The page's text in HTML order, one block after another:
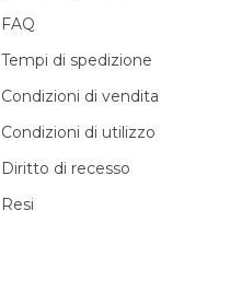
FAQ
Tempi di spedizione
Condizioni di vendita
Condizioni di utilizzo
Diritto di recesso
Resi